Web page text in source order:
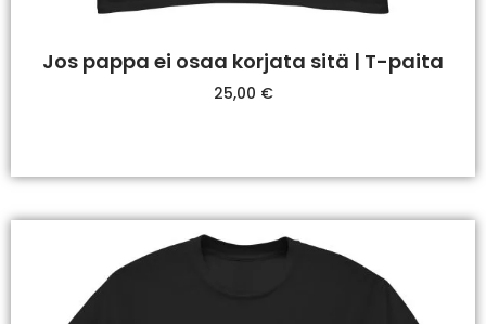
Jos pappa ei osaa korjata sitä | T-paita
25,00 €